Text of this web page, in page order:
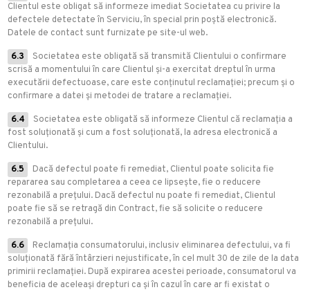
Clientul este obligat să informeze imediat Societatea cu privire la
defectele detectate în Serviciu, în special prin poștă electronică.
Datele de contact sunt furnizate pe site-ul web.
6.3
Societatea este obligată să transmită Clientului o confirmare
scrisă a momentului în care Clientul și-a exercitat dreptul în urma
executării defectuoase, care este conținutul reclamației; precum și o
confirmare a datei și metodei de tratare a reclamației.
6.4
Societatea este obligată să informeze Clientul că reclamația a
fost soluționată și cum a fost soluționată, la adresa electronică a
Clientului.
6.5
Dacă defectul poate fi remediat, Clientul poate solicita fie
repararea sau completarea a ceea ce lipsește, fie o reducere
rezonabilă a prețului. Dacă defectul nu poate fi remediat, Clientul
poate fie să se retragă din Contract, fie să solicite o reducere
rezonabilă a prețului.
6.6
Reclamația consumatorului, inclusiv eliminarea defectului, va fi
soluționată fără întârzieri nejustificate, în cel mult 30 de zile de la data
primirii reclamației. După expirarea acestei perioade, consumatorul va
beneficia de aceleași drepturi ca și în cazul în care ar fi existat o